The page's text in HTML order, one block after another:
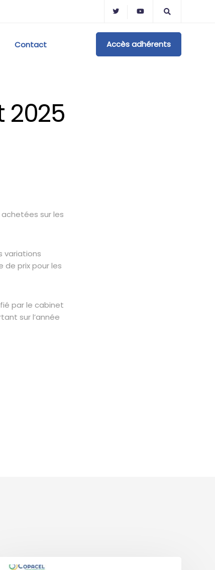
Contact Accès adhérents
2025
sur les
variations
de prix pour les
par le cabinet
sur l’année